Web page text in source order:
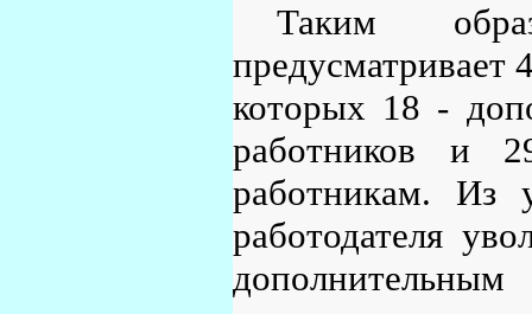
Таким
предусматривает
которых 18 -
работников и
работникам. Из
работодателя